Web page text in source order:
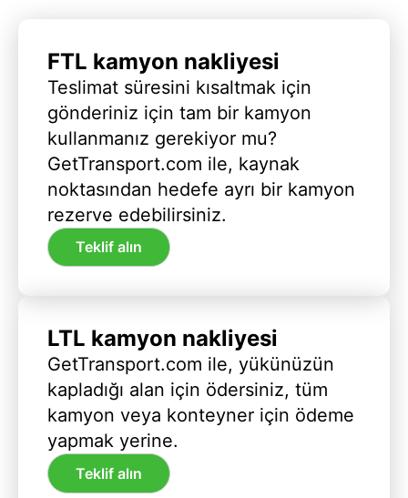
FTL kamyon nakliyesi
Teslimat süresini kısaltmak için
gönderiniz için tam bir kamyon
kullanmanız gerekiyor mu?
GetTransport.com ile, kaynak
noktasından hedefe ayrı bir kamyon
rezerve edebilirsiniz.
Teklif alın
LTL kamyon nakliyesi
GetTransport.com ile, yükünüzün
kapladığı alan için ödersiniz, tüm
kamyon veya konteyner için ödeme
yapmak yerine.
Teklif alın